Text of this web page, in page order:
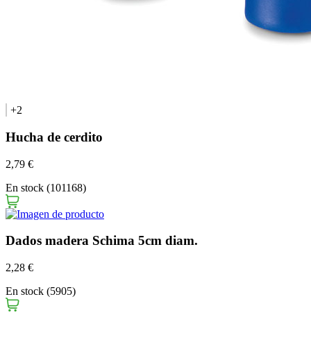
+2
Hucha de cerdito
2,79 €
En stock (101168)
Dados madera Schima 5cm diam.
2,28 €
En stock (5905)